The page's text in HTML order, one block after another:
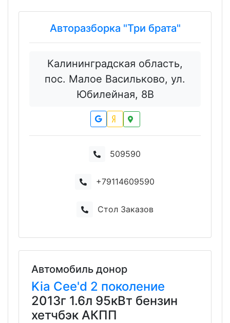
Авторазборка "Три брата"
Калининградская область,
пос. Малое Васильково, ул.
Юбилейная, 8В
509590
+79114609590
Стол Заказов
Автомобиль донор
Kia Cee'd 2 поколение
2013г 1.6л 95кВт бензин
хетчбэк АКПП